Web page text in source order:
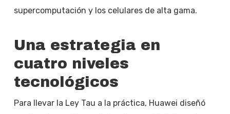
supercomputación y los celulares de alta gama.
Una estrategia en
cuatro niveles
tecnológicos
Para llevar la Ley Tau a la práctica, Huawei diseñó